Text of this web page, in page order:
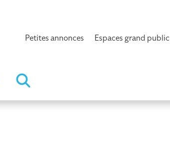
Petites annonces Espaces grand public